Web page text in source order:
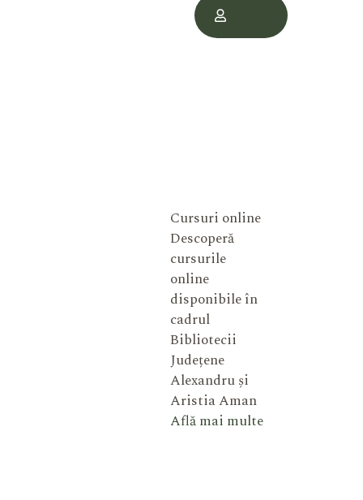
Cursuri online
Descoperă
cursurile
online
disponibile în
cadrul
Bibliotecii
Județene
Alexandru și
Aristia Aman
Află mai multe